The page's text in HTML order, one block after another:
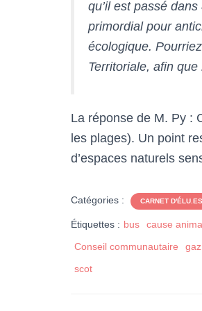
qu’il est passé
primordial pour
écologique.
Territoriale, afin
La réponse de M. Py :
les plages). Un point
d’espaces naturels
Catégories : CARNET D'ÉLU.ES
Étiquettes : bus cause
Conseil communautaire
scot